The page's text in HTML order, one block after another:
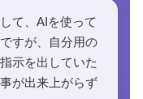
て、AIを使って
すが、自分用の
示を出していた
が出来上がらず